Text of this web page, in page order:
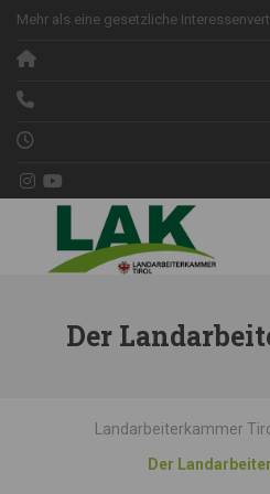
Mehr als eine gesetzliche
Der
Landarbeiterkammer
Der